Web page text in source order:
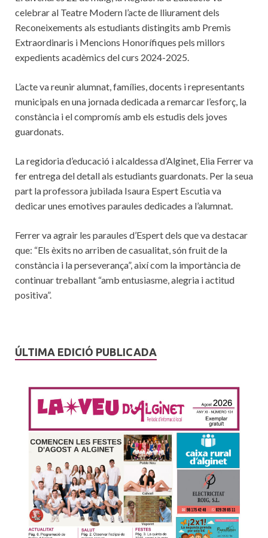
celebrar al Teatre Modern l’acte de lliurament dels
Reconeixements als estudiants distingits amb Premis
Extraordinaris i Mencions Honorífiques pels millors
expedients acadèmics del curs 2024-2025.
L’acte va reunir alumnat, famílies, docents i representants
municipals en una jornada dedicada a remarcar l’esforç, la
constància i el compromís amb els estudis dels joves
guardonats.
La regidoria d’educació i alcaldessa d’Alginet, Elia Ferrer va
fer entrega del detall als estudiants guardonats. Per la seua
part la professora jubilada Isaura Espert Escutia va
dedicar unes emotives paraules dedicades a l’alumnat.
Ferrer va agrair les paraules d’Espert dels que va destacar
que: “Els èxits no arriben de casualitat, són fruit de la
constància i la perseverança”, així com la importància de
continuar treballant “amb entusiasme, alegria i actitud
positiva”.
ÚLTIMA EDICIÓ PUBLICADA